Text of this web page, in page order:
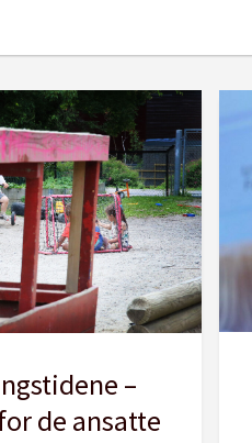
–
de ansatte